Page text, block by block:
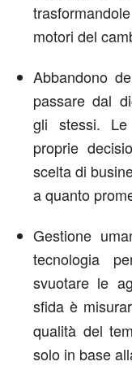
motori del
Abbandono
passare dal
gli stessi. Le
proprie
scelta di
a quanto
Gestione
tecnologia
svuotare le
sfida è
qualità del
solo in base